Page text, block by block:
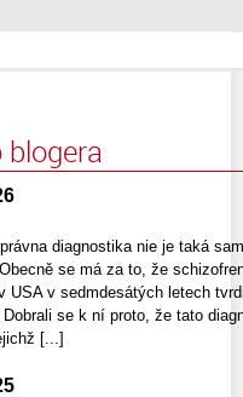
diagnostika nie je taká
se má za to, že
USA v sedmdesátých letech
se k ní proto, že tato
[...]